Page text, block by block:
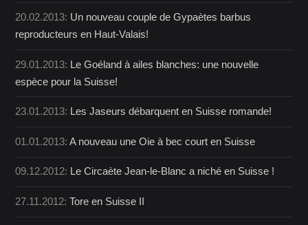
20.02.2013: Un nouveau couple de Gypaètes barbus
reproducteurs en Haut-Valais!
29.01.2013: Le Goéland à ailes blanches: une nouvelle
espèce pour la Suisse!
23.01.2013: Les Jaseurs débarquent en Suisse romande!
01.01.2013:A nouveau une Oie à bec court en Suisse
09.12.2012: Le Circaète Jean-le-Blanc a niché en Suisse !
27.11.2012:Tore en Suisse II